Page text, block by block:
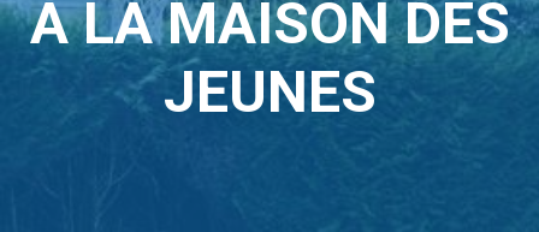
À LA MAISON DES
JEUNES